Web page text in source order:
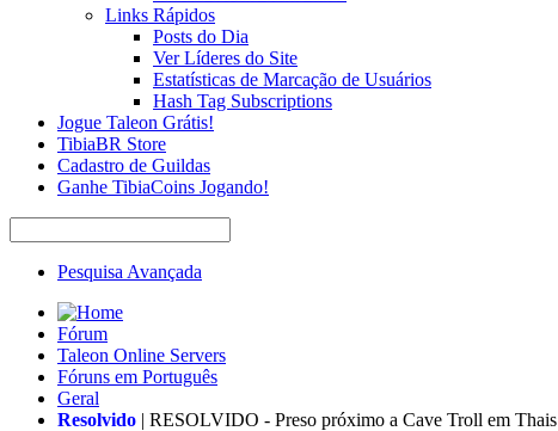
Links Rápidos
Posts do Dia
Ver Líderes do Site
Estatísticas de Marcação de Usuários
Hash Tag Subscriptions
Jogue Taleon Grátis!
TibiaBR Store
Cadastro de Guildas
Ganhe TibiaCoins Jogando!
Pesquisa Avançada
Fórum
Taleon Online Servers
Fóruns em Português
Geral
Resolvido | RESOLVIDO - Preso próximo a Cave Troll em Thais